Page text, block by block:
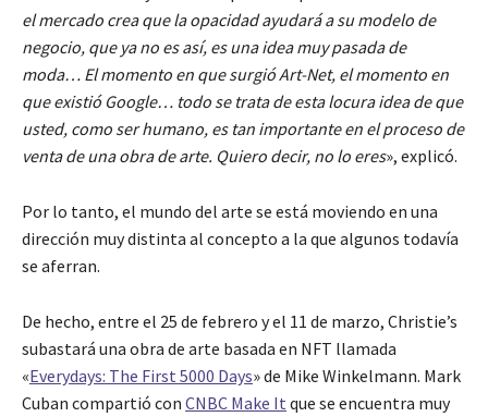
el mercado crea que la opacidad ayudará a su modelo de
negocio, que ya no es así, es una idea muy pasada de
moda… El momento en que surgió Art-Net, el momento en
que existió Google… todo se trata de esta locura idea de que
usted, como ser humano, es tan importante en el proceso de
venta de una obra de arte. Quiero decir, no lo eres», explicó.
Por lo tanto, el mundo del arte se está moviendo en una
dirección muy distinta al concepto a la que algunos todavía
se aferran.
De hecho, entre el 25 de febrero y el 11 de marzo, Christie’s
subastará una obra de arte basada en NFT llamada
«Everydays: The First 5000 Days» de Mike Winkelmann. Mark
Cuban compartió con CNBC Make It que se encuentra muy